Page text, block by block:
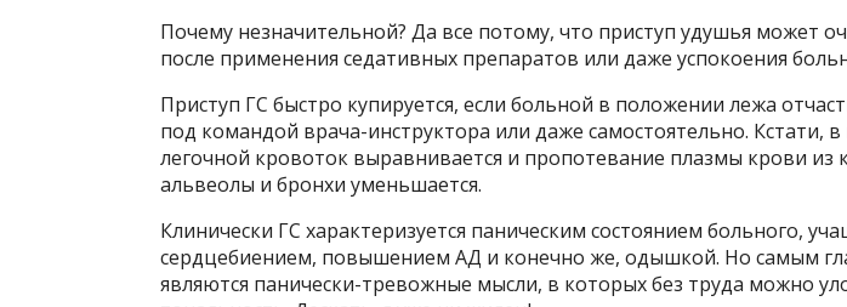
Почему незначительной? Да все потому, что приступ удушья может
после применения седативных препаратов или даже успокоения
Приступ ГС быстро купируется, если больной в положении лежа
под командой врача-инструктора или даже самостоятельно. Кстати,
легочной кровоток выравнивается и пропотевание плазмы крови из
альвеолы и бронхи уменьшается.
Клинически ГС характеризуется паническим состоянием больного,
сердцебиением, повышением АД и конечно же, одышкой. Но самым
являются панически-тревожные мысли, в которых без труда можно